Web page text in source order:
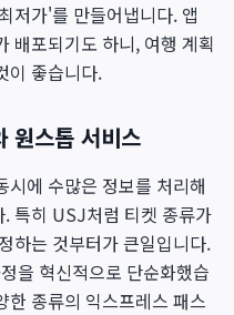
저가'를 만들어냅니다. 앱
배포되기도 하니, 여행 계획
이 좋습니다.
원스톱 서비스
시에 수많은 정보를 처리해
특히 USJ처럼 티켓 종류가
하는 것부터가 큰일입니다.
을 혁신적으로 단순화했습
한 종류의 익스프레스 패스